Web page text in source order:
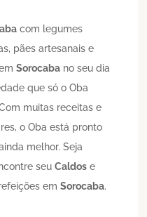
com legumes
pães artesanais e
Sorocaba no seu dia
que só o Oba
muitas receitas e
o Oba está pronto
melhor. Seja
seuCaldos e
emSorocaba.